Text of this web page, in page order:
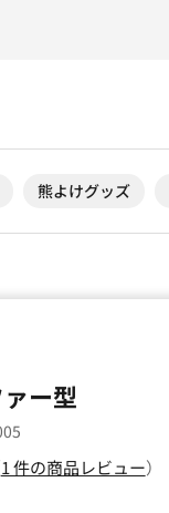
熊よけグッズ
ー型
1 件の商品レビュー）